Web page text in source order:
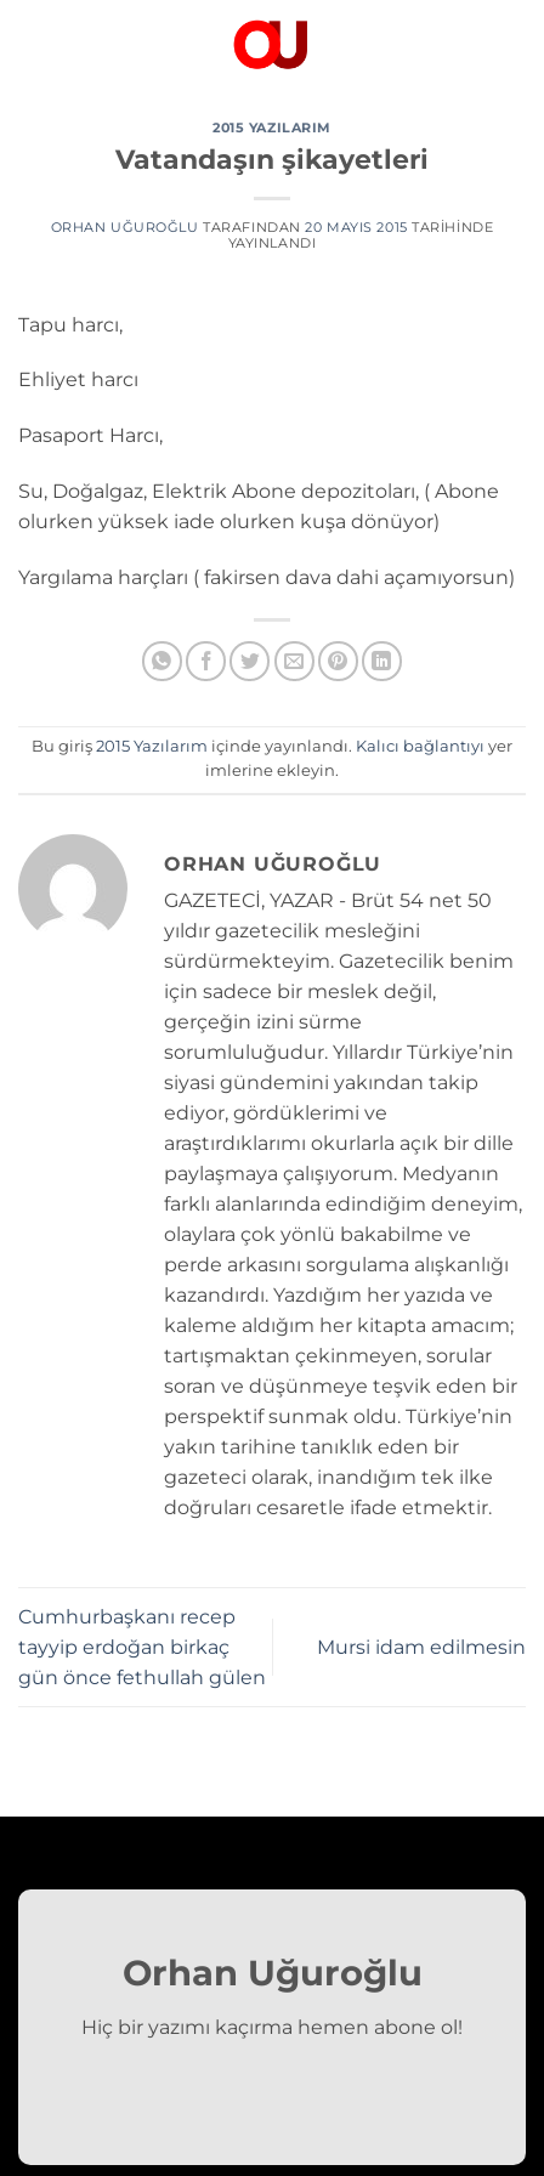
2015 YAZILARIM
Vatandaşın şikayetleri
ORHAN UĞUROĞLU TARAFINDAN 20 MAYIS 2015 TARIHINDE
YAYINLANDI
Tapu harcı,
Ehliyet harcı
Pasaport Harcı,
Su, Doğalgaz, Elektrik Abone depozitoları, ( Abone
olurken yüksek iade olurken kuşa dönüyor)
Yargılama harçları ( fakirsen dava dahi açamıyorsun)
Bu giriş 2015 Yazılarım içinde yayınlandı. Kalıcı bağlantıyı yer
imlerine ekleyin.
ORHAN UĞUROĞLU
GAZETECİ, YAZAR - Brüt 54 net 50
yıldır gazetecilik mesleğini
sürdürmekteyim. Gazetecilik benim
için sadece bir meslek değil,
gerçeğin izini sürme
sorumluluğudur. Yıllardır Türkiye’nin
siyasi gündemini yakından takip
ediyor, gördüklerimi ve
araştırdıklarımı okurlarla açık bir dille
paylaşmaya çalışıyorum. Medyanın
farklı alanlarında edindiğim deneyim,
olaylara çok yönlü bakabilme ve
perde arkasını sorgulama alışkanlığı
kazandırdı. Yazdığım her yazıda ve
kaleme aldığım her kitapta amacım;
tartışmaktan çekinmeyen, sorular
soran ve düşünmeye teşvik eden bir
perspektif sunmak oldu. Türkiye’nin
yakın tarihine tanıklık eden bir
gazeteci olarak, inandığım tek ilke
doğruları cesaretle ifade etmektir.
Cumhurbaşkanı recep
tayyip erdoğan birkaç
gün önce fethullah gülen
Mursi idam edilmesin
Orhan Uğuroğlu
Hiç bir yazımı kaçırma hemen abone ol!